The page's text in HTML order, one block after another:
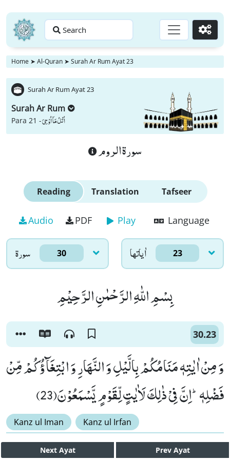
Search Go
Home ➤ Al-Quran ➤ Surah Ar Rum Ayat 23
Surah Ar Rum Ayat 23
Surah Ar Rum
Para 21 -اُتْلُ مَاۤ اُوْحِیَ
سورة الروم
Reading Translation Tafseer
Audio PDF Play Language
سورۃ 30 اٰياتها 23
بِسْمِ اللّٰهِ الرَّحْمٰنِ الرَّحِیْمِ
30.23
وَ مِنْ اٰیٰتِهٖ مَنَامُكُمْ بِالَّیْلِ وَ النَّهَارِ وَ ابْتِغَآؤُكُمْ مِّنْ
فَضْلِهٖؕ-اِنَّ فِیْ ذٰلِكَ لَاٰیٰتٍ لِّقَوْمٍ یَّسْمَعُوْنَ(23)
Kanz ul Iman Kanz ul Irfan
Next Ayat Prev Ayat